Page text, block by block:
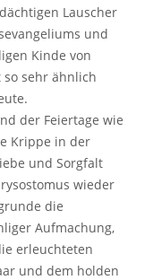
Lauscher
und
Kinde von
sehr ähnlich
der Feiertage wie
Krippe in der
und Sorgfalt
wieder
die
Aufmachung,
erleuchteten
und dem holden